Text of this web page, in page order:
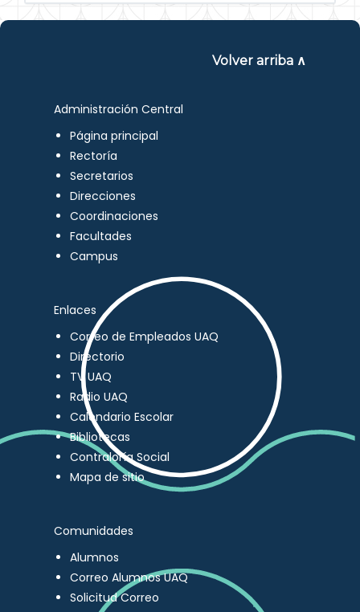
Volver arriba ∧
Administración Central
Página principal
Rectoría
Secretarios
Direcciones
Coordinaciones
Facultades
Campus
Enlaces
Correo de Empleados UAQ
Directorio
TV UAQ
Radio UAQ
Calendario Escolar
Bibliotecas
Contraloría Social
Mapa de sitio
Comunidades
Alumnos
Correo Alumnos UAQ
Solicitud Correo